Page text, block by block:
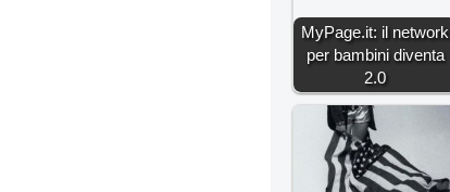
MyPage.it: il network
per bambini diventa
2.0